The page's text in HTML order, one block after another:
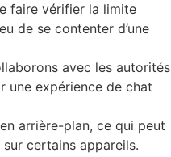
faire vérifier la limite
de se contenter d’une
avec les autorités
une expérience de chat
arrière-plan, ce qui peut
certains appareils.